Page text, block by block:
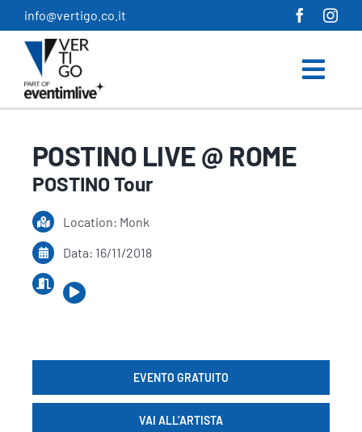
Salta
al
contenuto
info@vertigo.co.it
POSTINO LIVE @ ROME
POSTINO Tour
Location: Monk
Data: 16/11/2018
EVENTO GRATUITO
VAI ALL’ARTISTA